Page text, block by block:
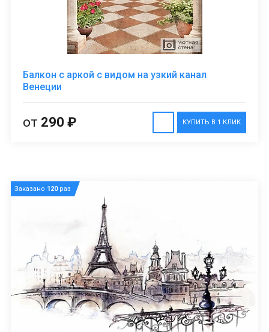
Балкон с аркой с видом на узкий канал
Венеции
КУПИТЬ В 1 КЛИК
от 290 ₽
Заказано 120раз